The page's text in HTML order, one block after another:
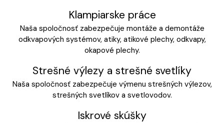
Klampiarske práce
Naša spoločnosť zabezpečuje montáže a demontáže
odkvapových systémov, atiky, atikové plechy, odkvapy,
okapové plechy.
Strešné výlezy a strešné svetlíky
Naša spoločnosť zabezpečuje výmenu strešných výlezov,
strešných svetlíkov a svetlovodov.
Iskrové skúšky